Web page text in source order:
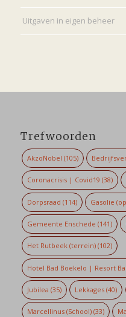
Uitgaven in eigen beheer
Trefwoorden
AkzoNobel (105)
Coronacrisis | Covid19 (38)
Dorpsraad (114) Gasolie
Gemeente Enschede (141)
Het Rutbeek (terrein)(102)
Hotel Bad Boekelo | Resort
Jubilea (35) Lekkages (40)
Marcellinus (School)(33)